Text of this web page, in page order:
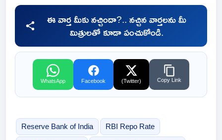
ఈ వార్త మీకు నచ్చిందా?.. నచ్చిన వార్తలను మీ
మిత్రులతో కూడా పంచుకోండి.
WhatsApp Facebook (Twitter) Copy Link
Reserve Bank of India RBI Repo Rate